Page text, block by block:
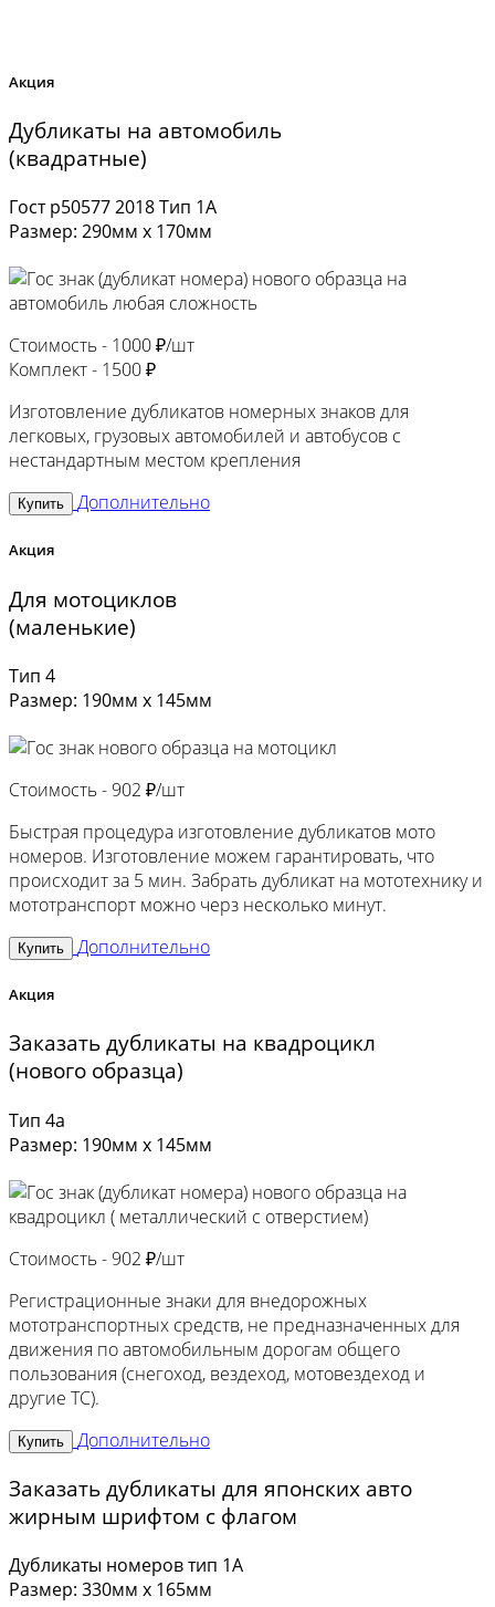
Акция
Дубликаты на автомобиль
(квадратные)
Гост р50577 2018 Тип 1А
Размер: 290мм х 170мм
Стоимость - 1000 ₽/шт
Комплект - 1500 ₽
Изготовление дубликатов номерных знаков для
легковых, грузовых автомобилей и автобусов с
нестандартным местом крепления
Купить Дополнительно
Акция
Для мотоциклов
(маленькие)
Тип 4
Размер: 190мм х 145мм
Стоимость - 902 ₽/шт
Быстрая процедура изготовление дубликатов мото
номеров. Изготовление можем гарантировать, что
происходит за 5 мин. Забрать дубликат на мототехнику и
мототранспорт можно черз несколько минут.
Купить Дополнительно
Акция
Заказать дубликаты на квадроцикл
(нового образца)
Тип 4а
Размер: 190мм х 145мм
Стоимость - 902 ₽/шт
Регистрационные знаки для внедорожных
мототранспортных средств, не предназначенных для
движения по автомобильным дорогам общего
пользования (снегоход, вездеход, мотовездеход и
другие ТС).
Купить Дополнительно
Заказать дубликаты для японских авто
жирным шрифтом с флагом
Дубликаты номеров тип 1А
Размер: 330мм х 165мм